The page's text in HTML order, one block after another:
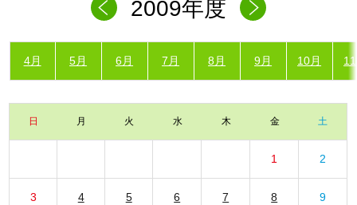
2009年度
4月 5月 6月 7月 8月 9月 10月
日 月 火 水 木 金 土
1 2
3 4 5 6 7 8 9